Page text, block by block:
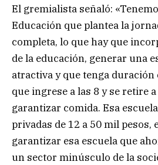
El gremialista señaló:
Educación que plantea la
completa, lo que hay que
de la educación, generar una
atractiva y que tenga duración
que ingrese a las 8 y se retire
garantizar comida. Esa
privadas de 12 a 50 mil pesos,
garantizar esa escuela que
un sector minúsculo de la